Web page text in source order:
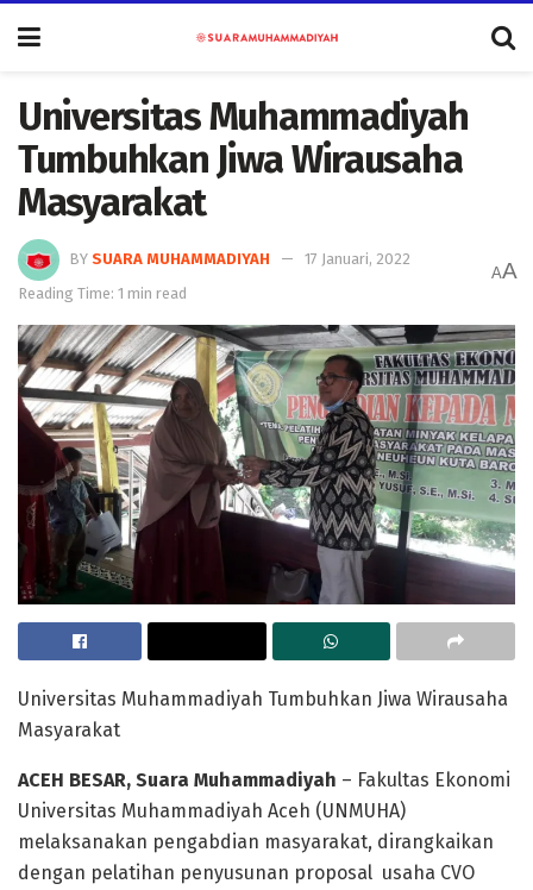
Universitas Muhammadiyah
Tumbuhkan Jiwa Wirausaha
Masyarakat
BY SUARA MUHAMMADIYAH
17 Januari, 2022
Reading Time: 1 min read
AA
Universitas Muhammadiyah Tumbuhkan Jiwa Wirausaha
Masyarakat
ACEH BESAR, Suara Muhammadiyah – Fakultas Ekonomi
Universitas Muhammadiyah Aceh (UNMUHA)
melaksanakan pengabdian masyarakat, dirangkaikan
dengan pelatihan penyusunan proposal usaha CVO